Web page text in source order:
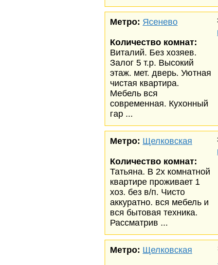
Метро: Ясенево
Количество комнат:
Виталий. Без хозяев.
Залог 5 т.р. Высокий
этаж. мет. дверь. Уютная
чистая квартира.
Мебель вся
современная. Кухонный
гар ...
Метро: Щелковская
Количество комнат:
Татьяна. В 2х комнатной
квартире проживает 1
хоз. без в/п. Чисто
аккуратно. вся мебель и
вся бытовая техника.
Рассматрив ...
Метро: Щелковская